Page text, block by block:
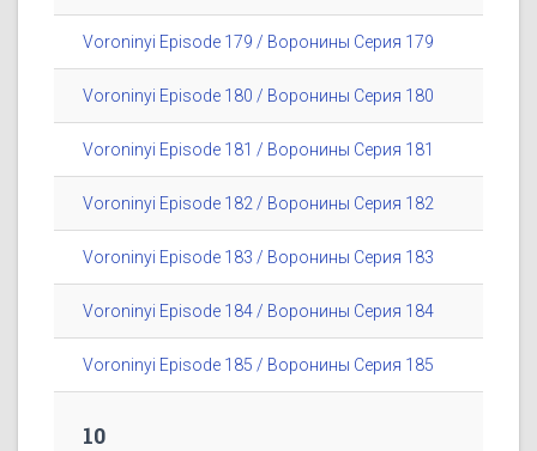
Voroninyi Episode 179 / Воронины Серия 179
Voroninyi Episode 180 / Воронины Серия 180
Voroninyi Episode 181 / Воронины Серия 181
Voroninyi Episode 182 / Воронины Серия 182
Voroninyi Episode 183 / Воронины Серия 183
Voroninyi Episode 184 / Воронины Серия 184
Voroninyi Episode 185 / Воронины Серия 185
10